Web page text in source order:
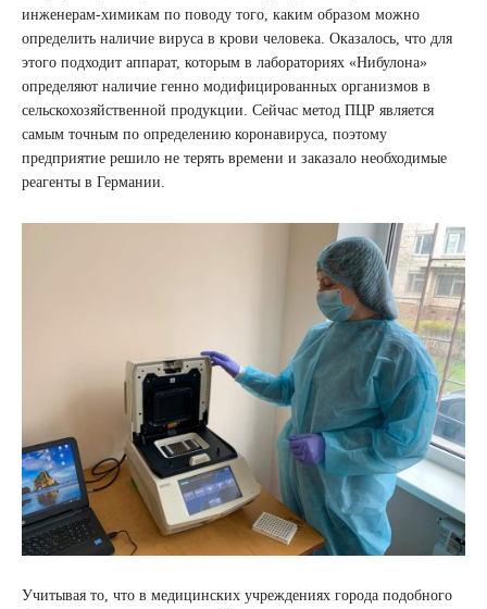
инженерам-химикам по поводу того, каким образом можно
определить наличие вируса в крови человека. Оказалось, что для
этого подходит аппарат, которым в лабораториях «Нибулона»
определяют наличие генно модифицированных организмов в
сельскохозяйственной продукции. Сейчас метод ПЦР является
самым точным по определению коронавируса, поэтому
предприятие решило не терять времени и заказало необходимые
реагенты в Германии.
Учитывая то, что в медицинских учреждениях города подобного